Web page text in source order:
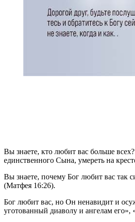
Вы знаете, кто любит вас больше
единственного Сына, умереть на
Вы знаете, почему Бог любит вас так
(Матфея 16:26).
Бог любит вас, но Он ненавидит и
уготованный диаволу и ангелам